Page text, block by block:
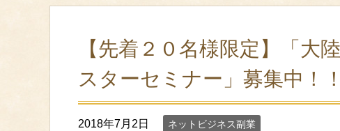
【先着２０名様限定】「大
スターセミナー」募集中！！
2018年7月2日 ネットビジネス副業